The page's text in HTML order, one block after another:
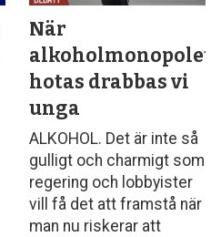
När
alkoholmonopolet
hotas drabbas vi
unga
ALKOHOL. Det är inte så
gulligt och charmigt som
regering och lobbyister
vill få det att framstå när
man nu riskerar att